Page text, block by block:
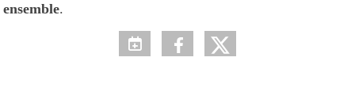
ensemble.